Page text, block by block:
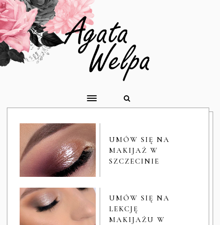
UMÓW SIĘ NA
MAKIJAŻ W
SZCZECINIE
UMÓW SIĘ NA
LEKCJĘ
MAKIJAŻU W